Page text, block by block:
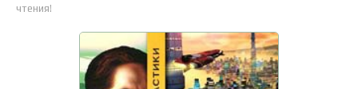
чтения!